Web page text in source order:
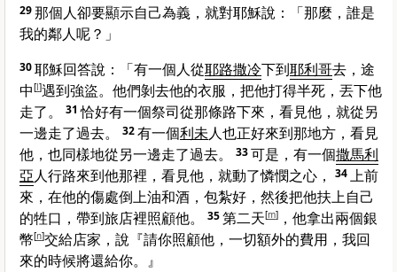
29那個人卻要顯示自己為義，就對耶穌說：「那麼，誰是
我的鄰人呢？」
30耶穌回答說： 「有一個人從耶路撒冷下到耶利哥去，途
中[l]遇到強盜。他們剝去他的衣服，把他打得半死，丟下他
走了。
31恰好有一個祭司從那條路下來，看見他，就從另
一邊走了過去。
32有一個利未人也正好來到那地方，看見
他，也同樣地從另一邊走了過去。
33可是，有一個撒馬利
亞人行路來到他那裡，看見他，就動了憐憫之心， 34上前
來，在他的傷處倒上油和酒，包紮好，然後把他扶上自己
的牲口，帶到旅店裡照顧他。
35第二天[m] ，他拿出兩個銀
幣[n]交給店家，說『請你照顧他，一切額外的費用，我回
來的時候將還給你。』